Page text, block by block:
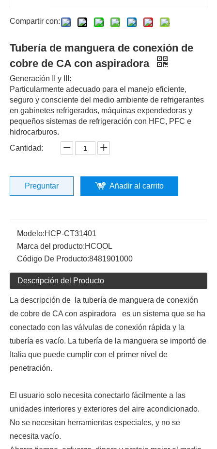
Compartir con:
Tubería de manguera de conexión de
cobre de CA con aspiradora
Generación II y III:
Particularmente adecuado para el manejo eficiente,
seguro y consciente del medio ambiente de refrigerantes
en gabinetes refrigerados, máquinas expendedoras y
pequeños sistemas de refrigeración con HFC, PFC e
hidrocarburos.
Cantidad:
Preguntar Añadir al carrito
Modelo:HCP-CT31401
Marca del producto:HCOOL
Código De Producto:8481901000
Descripción del Producto
La descripción de la tubería de manguera de conexión
de cobre de CA con aspiradora es un sistema que se ha
conectado con las válvulas de conexión rápida y la
tubería es vacío. La tubería de la manguera se importó de
Italia que puede cumplir con el primer nivel de
penetración.
El usuario solo necesita conectarlo fácilmente a las
unidades interiores y exteriores del aire acondicionado.
No se necesitan herramientas especiales, y no se
necesita vacío.